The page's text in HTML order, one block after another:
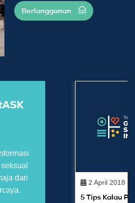
Berlangganan
dari
2 April 2018
5 Tips Kalau